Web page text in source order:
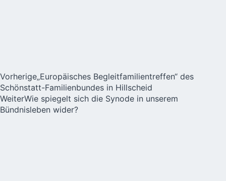
Vorherige„Europäisches Begleitfamilientreffen“ des
Schönstatt-Familienbundes in Hillscheid
WeiterWie spiegelt sich die Synode in unserem
Bündnisleben wider?